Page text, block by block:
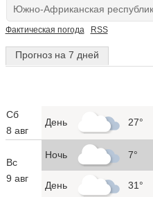
Фактическая погода RSS
Прогноз на 7 дней
Сб
8 авг
День 27°
Вс
9 авг
Ночь 7°
День 31°